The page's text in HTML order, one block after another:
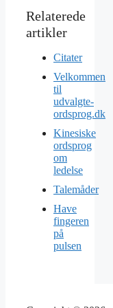
Citater
Velkommen
til
udvalgte-
ordsprog.dk
Kinesiske
ordsprog
om
ledelse
Talemåder
Have
fingeren
på
pulsen